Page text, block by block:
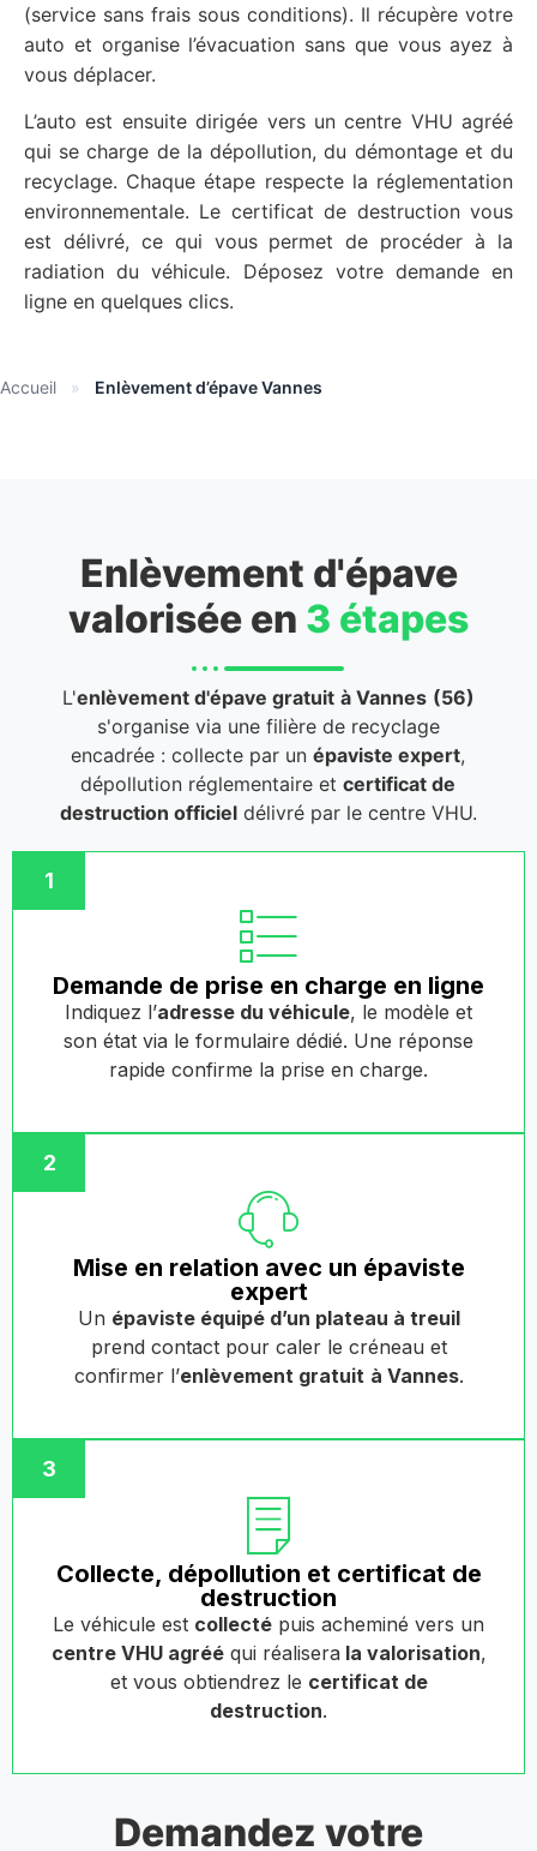
(service sans frais sous conditions). Il récupère votre
auto et organise l’évacuation sans que vous ayez à
vous déplacer.
L’auto est ensuite dirigée vers un centre VHU agréé
qui se charge de la dépollution, du démontage et du
recyclage. Chaque étape respecte la réglementation
environnementale. Le certificat de destruction vous
est délivré, ce qui vous permet de procéder à la
radiation du véhicule. Déposez votre demande en
ligne en quelques clics.
Accueil » Enlèvement d’épave Vannes
Enlèvement d'épave
valorisée en 3 étapes
L'enlèvement d'épave gratuit à Vannes (56)
s'organise via une filière de recyclage
encadrée : collecte par unépaviste expert,
dépollution réglementaire etcertificat de
destruction officieldélivré par le centre VHU.
1
Demande de prise en charge en ligne
Indiquez l’adresse du véhicule, le modèle et
son état via le formulaire dédié. Une réponse
rapide confirme la prise en charge.
2
Mise en relation avec un épaviste
expert
Un épaviste équipé d’un plateau à treuil
prend contact pour caler le créneau et
confirmer l’enlèvement gratuit à Vannes.
3
Collecte, dépollution et certificat de
destruction
Le véhicule est collecté puis acheminé vers un
centre VHU agrééqui réalisera la valorisation,
et vous obtiendrez le certificat de
destruction.
Demandez votre